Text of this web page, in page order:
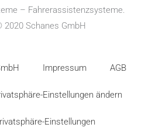
– Fahrerassistenzsysteme.
2020 Schanes GmbH
Impressum AGB
Einstellungen ändern
Einstellungen